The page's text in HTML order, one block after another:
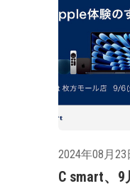
2024年08月23
C smart、